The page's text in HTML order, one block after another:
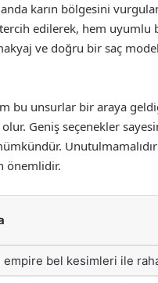
karın bölgesini
edilerek, hem
ve doğru bir saç
bu unsurlar bir araya
Geniş seçenekler
önemlidir.
bel kesimleri ile